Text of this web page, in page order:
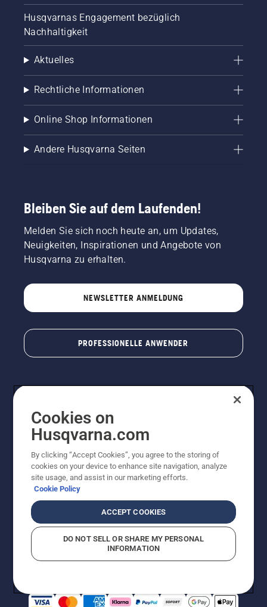
Husqvarnas Engagement bezüglich
Nachhaltigkeit
Aktuelles
Rechtliche Informationen
Online Shop Informationen
Andere Husqvarna Seiten
Bleiben Sie auf dem Laufenden!
Melden Sie sich noch heute an, um Updates,
Neuigkeiten, Inspirationen und Angebote von
Husqvarna zu erhalten.
NEWSLETTER ANMELDUNG
PROFESSIONELLE ANWENDER
© Husqvarna AB (publ). Alle Rechte vorbehalten. Bei
den Preisangaben handelt es sich um unverbindliche
Preisempfehlungen in Euro inkl. der gesetzlichen
Preisempfehlungen (inkl. MwSt), es sei denn sie sind für
den direkten Kauf verfügbar.
Cookie-RichtlinieNutzungsbedingungen Datenschutzerklärung
Vermutete Verstöße melden
Cookies on
Husqvarna.com
By clicking “Accept Cookies”, you agree to the storing of
cookies on your device to enhance site navigation, analyze
site usage, and assist in our marketing efforts.
Cookie Policy
ACCEPT COOKIES
DO NOT SELL OR SHARE MY PERSONAL
INFORMATION